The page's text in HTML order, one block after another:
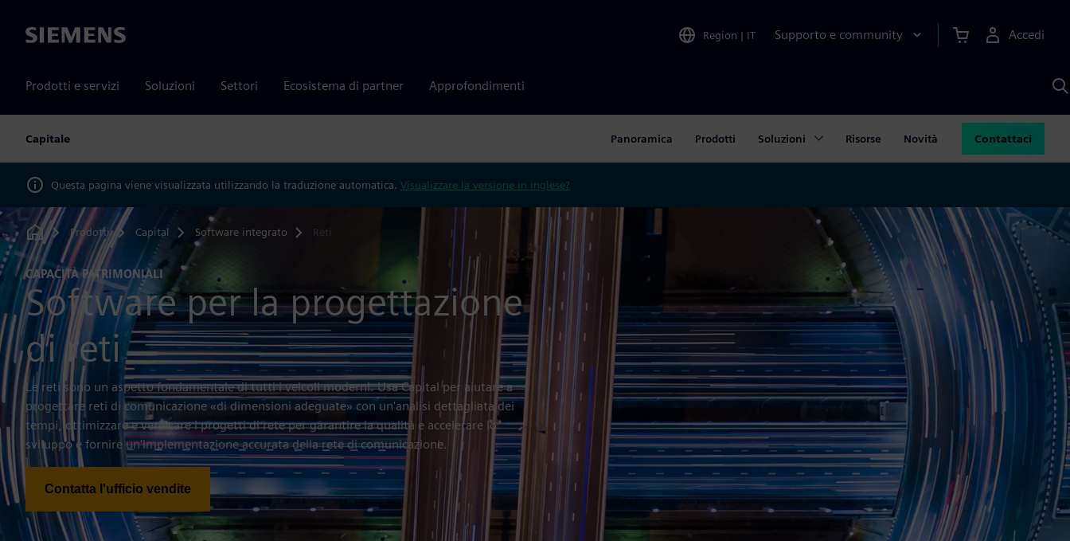
Siemens Region | IT Supporto e community Accedi
Prodotti e servizi Soluzioni Settori Ecosistema di partner Approfondimenti
Capitale Panoramica Prodotti Soluzioni Risorse Novità Contattaci
Questa pagina viene visualizzata utilizzando la traduzione automatica. Visualizzare la versione in inglese?
Home
Prodotti Capital Software integrato Reti
CAPACITÀ PATRIMONIALI
Software per la progettazione
di reti
Le reti sono un aspetto fondamentale di tutti i veicoli moderni. Usa Capital per aiutare a
progettare reti di comunicazione «di dimensioni adeguate» con un'analisi dettagliata dei
tempi, ottimizzare e verificare i progetti di rete per garantire la qualità e accelerare lo
sviluppo e fornire un'implementazione accurata della rete di comunicazione.
Contatta l'ufficio vendite